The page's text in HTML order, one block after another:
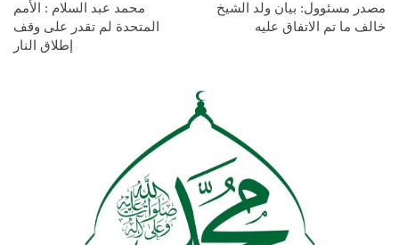
مصدر مسئوول: بيان ولد الشيخ
خالف ما تم الاتفاق عليه
محمد عبد السلام : الأمم
المتحدة لم تقدر على وقف
إطلاق النار